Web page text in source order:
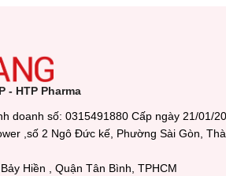
- HTP Pharma
doanh số: 0315491880 Cấp ngày 21/01/
,số 2 Ngô Đức kế, Phường Sài Gòn,
Hiền , Quận Tân Bình, TPHCM